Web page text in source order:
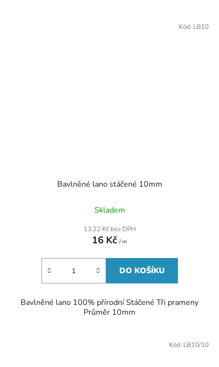
Bavlněné lano stáčené 10mm
Skladem
13,22 Kč bez DPH
16 Kč / m
DO KOŠÍKU
Bavlněné lano 100% přírodní Stáčené Tři prameny
Průměr 10mm
Kód: LB10
Kód: LB10/10